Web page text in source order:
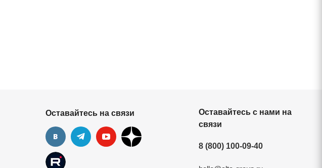
Оставайтесь на связи
Оставайтесь с нами на
связи
8 (800) 100-09-40